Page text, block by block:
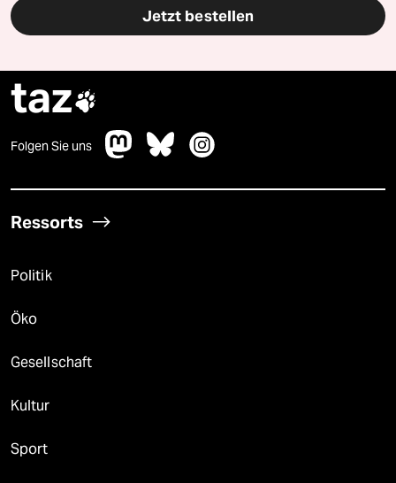
Jetzt bestellen
taz
Folgen Sie uns
Ressorts
Politik
Öko
Gesellschaft
Kultur
Sport